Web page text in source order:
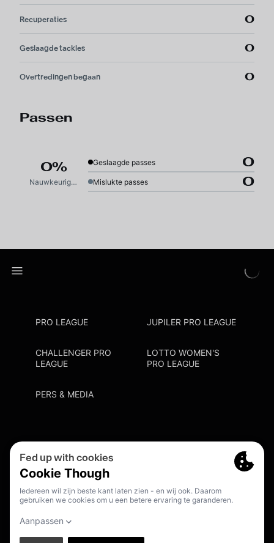
Recuperaties 0
Geslaagde tackles 0
Overtredingen begaan 0
Passen
0%
Nauwkeurigheid
Geslaagde passes 0
Mislukte passes 0
PRO LEAGUE JUPILER PRO LEAGUE
CHALLENGER PRO
LEAGUE
LOTTO WOMEN'S
PRO LEAGUE
PERS & MEDIA
Cookie Policy
Meldpunt Racisme En Discriminatie